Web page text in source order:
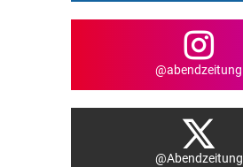
@abendzeitung
@Abendzeitung